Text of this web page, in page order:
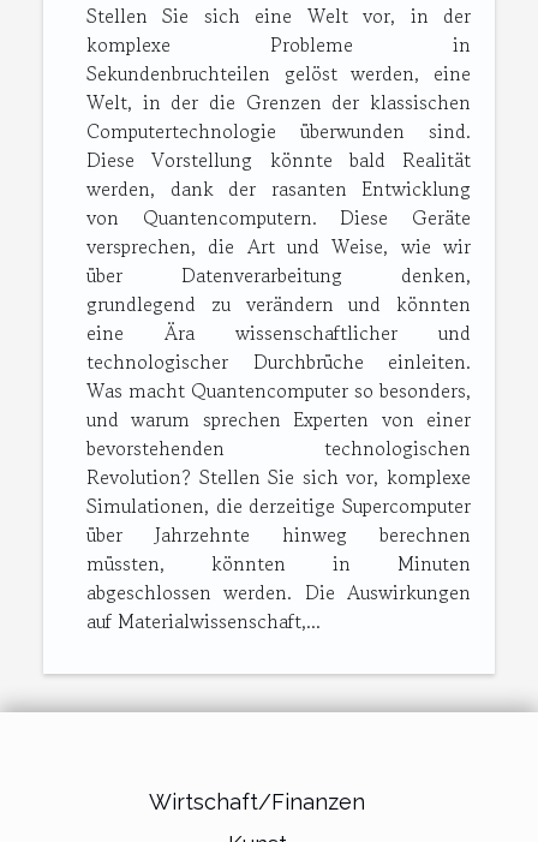
Stellen Sie sich eine Welt vor, in der
komplexe Probleme in
Sekundenbruchteilen gelöst werden, eine
Welt, in der die Grenzen der klassischen
Computertechnologie überwunden sind.
Diese Vorstellung könnte bald Realität
werden, dank der rasanten Entwicklung
von Quantencomputern. Diese Geräte
versprechen, die Art und Weise, wie wir
über Datenverarbeitung denken,
grundlegend zu verändern und könnten
eine Ära wissenschaftlicher und
technologischer Durchbrüche einleiten.
Was macht Quantencomputer so besonders,
und warum sprechen Experten von einer
bevorstehenden technologischen
Revolution? Stellen Sie sich vor, komplexe
Simulationen, die derzeitige Supercomputer
über Jahrzehnte hinweg berechnen
müssten, könnten in Minuten
abgeschlossen werden. Die Auswirkungen
auf Materialwissenschaft,...
Wirtschaft/Finanzen